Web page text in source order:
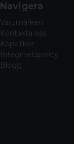
Navigera
Varumärken
Kontakta oss
Köpvillkor
Integritetspolicy
Blogg